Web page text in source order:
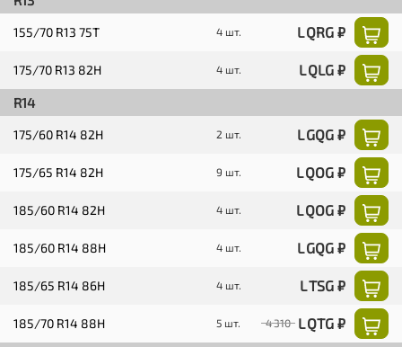
155/70 R13 75T 4 шт. L QRG ₽
175/70 R13 82H 4 шт. L QLG ₽
R14
175/60 R14 82H 2 шт. L GQG ₽
175/65 R14 82H 9 шт. L QOG ₽
185/60 R14 82H 4 шт. L QOG ₽
185/60 R14 88H 4 шт. L GQG ₽
185/65 R14 86H 4 шт. L TSG ₽
185/70 R14 88H 5 шт. 4 310 L QTG ₽